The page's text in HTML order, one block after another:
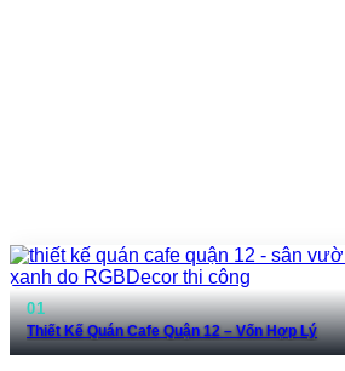
Thiết Kế Quán Cafe Quận 12 – Vốn Hợp Lý